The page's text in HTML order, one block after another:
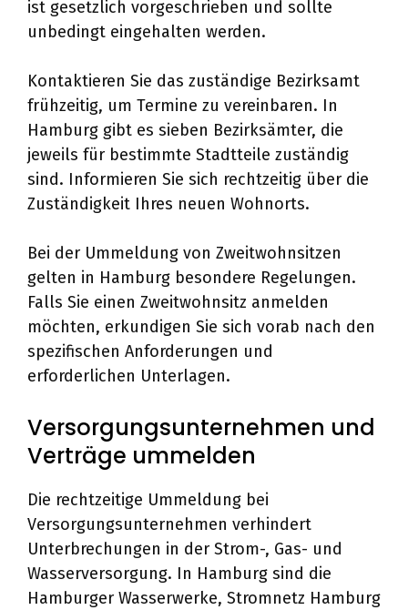
ist gesetzlich vorgeschrieben und sollte
unbedingt eingehalten werden.
Kontaktieren Sie das zuständige Bezirksamt
frühzeitig, um Termine zu vereinbaren. In
Hamburg gibt es sieben Bezirksämter, die
jeweils für bestimmte Stadtteile zuständig
sind. Informieren Sie sich rechtzeitig über die
Zuständigkeit Ihres neuen Wohnorts.
Bei der Ummeldung von Zweitwohnsitzen
gelten in Hamburg besondere Regelungen.
Falls Sie einen Zweitwohnsitz anmelden
möchten, erkundigen Sie sich vorab nach den
spezifischen Anforderungen und
erforderlichen Unterlagen.
Versorgungsunternehmen und
Verträge ummelden
Die rechtzeitige Ummeldung bei
Versorgungsunternehmen verhindert
Unterbrechungen in der Strom-, Gas- und
Wasserversorgung. In Hamburg sind die
Hamburger Wasserwerke, Stromnetz Hamburg